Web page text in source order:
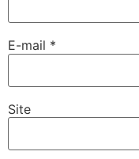
E-mail *
Site